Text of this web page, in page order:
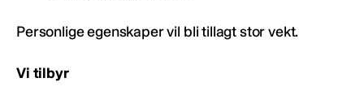
Personlige egenskaper vil bli tillagt stor vekt.
Vi tilbyr